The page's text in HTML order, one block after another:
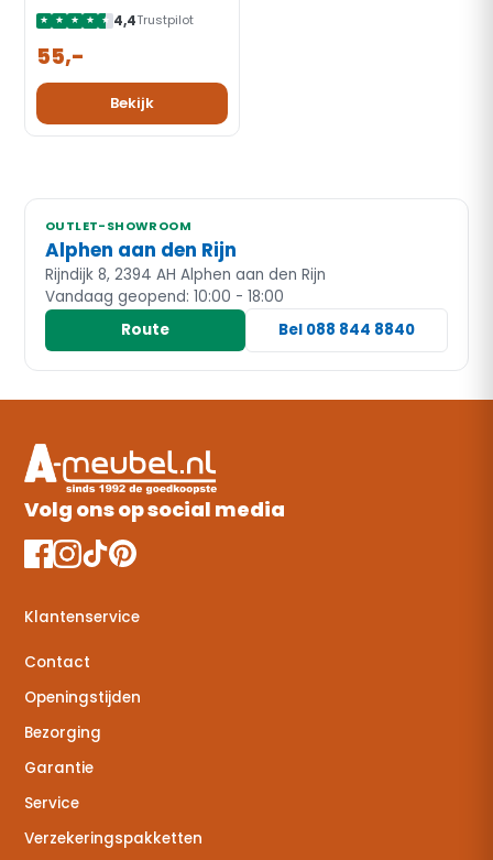
★ ★ ★ ★ ★ 4,4Trustpilot
55,-
Bekijk
OUTLET-SHOWROOM
Alphen aan den Rijn
Rijndijk 8, 2394 AH Alphen aan den Rijn
Vandaag geopend: 10:00 - 18:00
Route
Bel 088 844 8840
Volg ons op social media
Klantenservice
Contact
Openingstijden
Bezorging
Garantie
Service
Verzekeringspakketten